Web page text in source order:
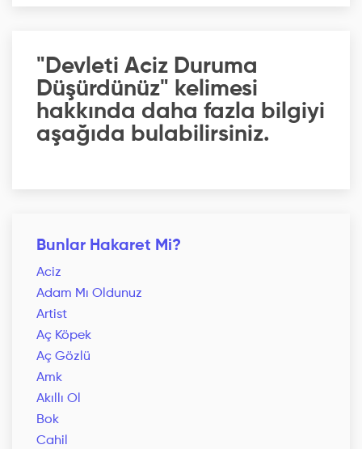
"Devleti Aciz Duruma
Düşürdünüz" kelimesi
hakkında daha fazla bilgiyi
aşağıda bulabilirsiniz.
Bunlar Hakaret Mi?
Aciz
Adam Mı Oldunuz
Artist
Aç Köpek
Aç Gözlü
Amk
Akıllı Ol
Bok
Cahil